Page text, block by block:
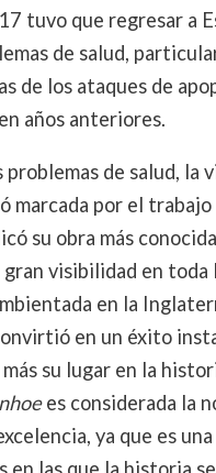
tuvo que regresar a
de salud,
de los ataques de
años anteriores.
problemas de salud, la
marcada por el
su obra más
visibilidad en toda
en la
en un éxito
su lugar en la
es considerada la
ya que es una